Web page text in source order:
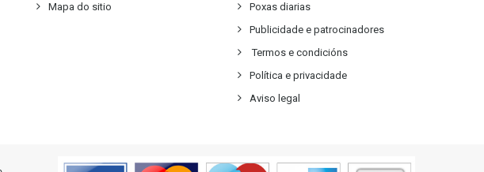
Mapa do sitio
Poxas diarias
Publicidade e patrocinadores
Termos e condicións
Política e privacidade
Aviso legal